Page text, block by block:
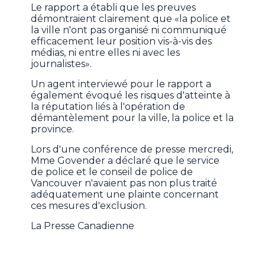
Le rapport a établi que les preuves
démontraient clairement que «la police et
la ville n'ont pas organisé ni communiqué
efficacement leur position vis-à-vis des
médias, ni entre elles ni avec les
journalistes».
Un agent interviewé pour le rapport a
également évoqué les risques d'atteinte à
la réputation liés à l'opération de
démantèlement pour la ville, la police et la
province.
Lors d'une conférence de presse mercredi,
Mme Govender a déclaré que le service
de police et le conseil de police de
Vancouver n'avaient pas non plus traité
adéquatement une plainte concernant
ces mesures d'exclusion.
La Presse Canadienne